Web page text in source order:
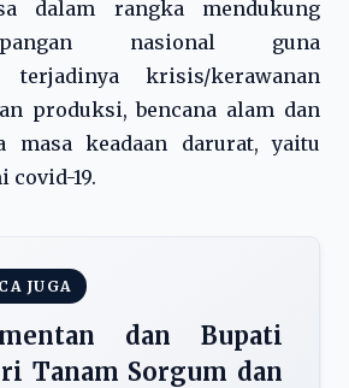
dalam rangka mendukung
nasional guna
terjadinya krisis/kerawanan
produksi, bencana alam dan
masa keadaan darurat, yaitu
covid-19.
JUGA
dan Bupati
Tanam Sorgum dan